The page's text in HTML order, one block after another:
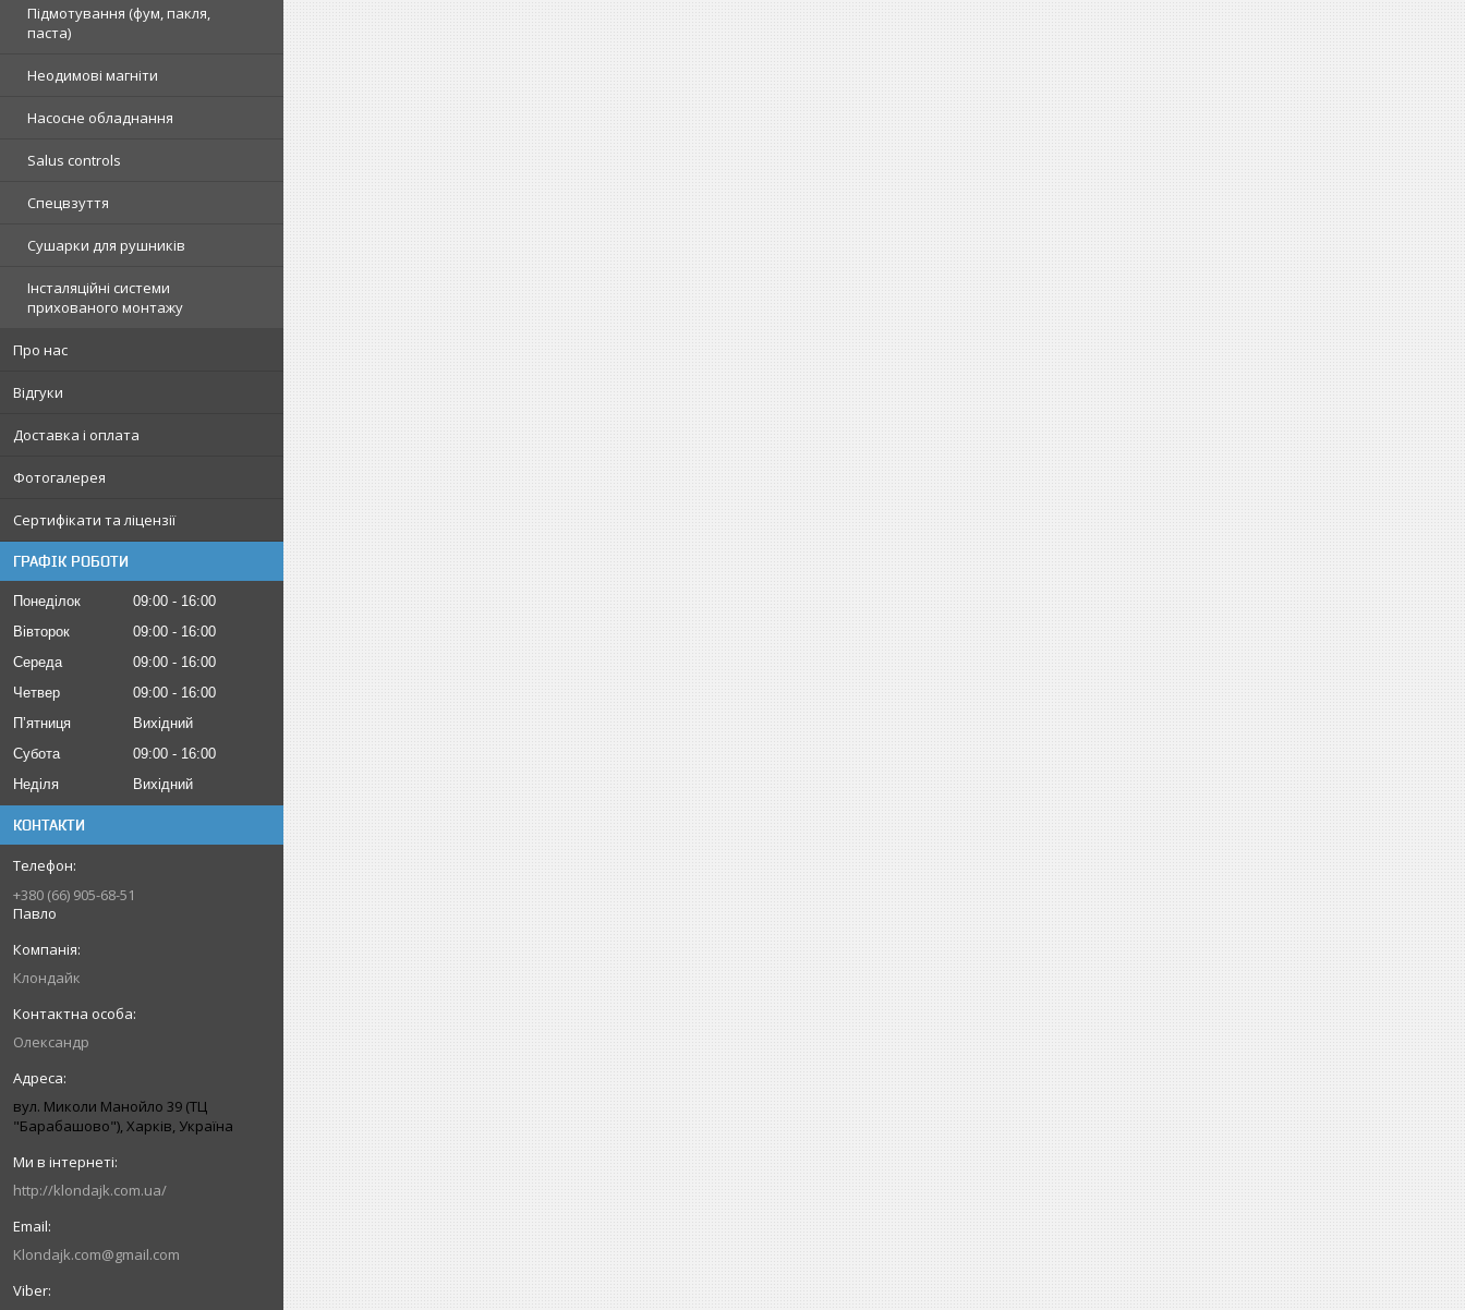
Підмотування (фум, пакля,
паста)
Неодимові магніти
Насосне обладнання
Salus controls
Спецвзуття
Сушарки для рушників
Інсталяційні системи
прихованого монтажу
Про нас
Відгуки
Доставка і оплата
Фотогалерея
Сертифікати та ліцензії
ГРАФІК РОБОТИ
Понеділок 09:00
16:00
Вівторок
09:00
16:00
Середа
09:00
16:00
Четвер
09:00
16:00
Пʼятниця
Вихідний
Субота
09:00
16:00
Неділя
Вихідний
КОНТАКТИ
+380 (66) 905-68-51
Павло
Клондайк
Олександр
вул. Миколи Манойло 39 (ТЦ
"Барабашово"), Харків, Україна
http://klondajk.com.ua/
Klondajk.com@gmail.com